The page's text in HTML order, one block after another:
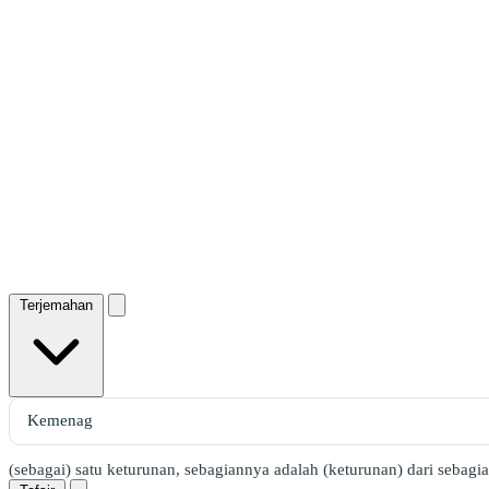
Terjemahan
(sebagai) satu keturunan, sebagiannya adalah (keturunan) dari